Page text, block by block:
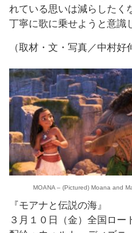
れている思いは減らしたく
丁寧に歌に乗せようと意識
（取材・文・写真／中村好
MOANA – (Pictured) Moana and
『モアナと伝説の海』
３月１０日（金）全国ロー